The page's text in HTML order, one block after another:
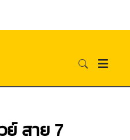
ย์ สาย 7